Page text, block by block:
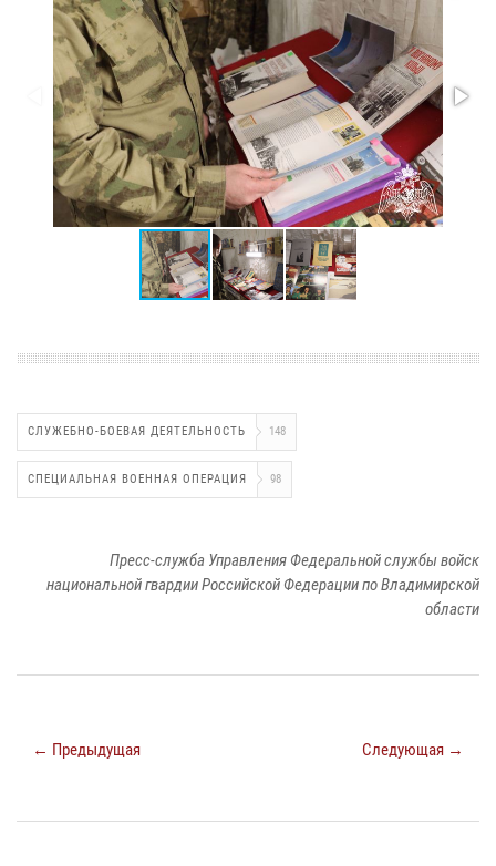
СЛУЖЕБНО-БОЕВАЯ ДЕЯТЕЛЬНОСТЬ 148
СПЕЦИАЛЬНАЯ ВОЕННАЯ ОПЕРАЦИЯ 98
Пресс-служба Управления Федеральной службы войск
национальной гвардии Российской Федерации по Владимирской
области
← Предыдущая Следующая →